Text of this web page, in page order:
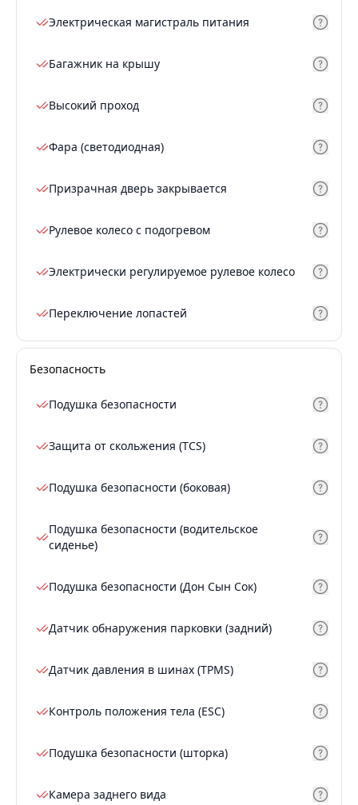
Электрическая магистраль питания
Багажник на крышу
Высокий проход
Фара (светодиодная)
Призрачная дверь закрывается
Рулевое колесо с подогревом
Электрически регулируемое рулевое колесо
Переключение лопастей
Безопасность
Подушка безопасности
Защита от скольжения (TCS)
Подушка безопасности (боковая)
Подушка безопасности (водительское
сиденье)
Подушка безопасности (Дон Сын Сок)
Датчик обнаружения парковки (задний)
Датчик давления в шинах (TPMS)
Контроль положения тела (ESC)
Подушка безопасности (шторка)
Камера заднего вида